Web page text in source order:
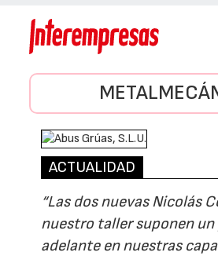
ACTUALIDAD
“Las dos nuevas Nicolás
nuestro taller suponen un
adelante en nuestras